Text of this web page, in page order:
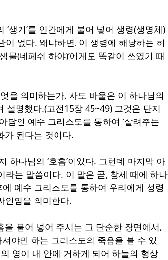
생기’를 인간에게 불어 넣어 생령(생명체)
없다. 왜냐하면, 이 생령에 해당하는 히
물(네페쉬 하야)’에게도 똑같이 쓰였기 때
을 의미하는가. 사도 바울은 이 하나님의
설명했다.(고전15장 45~49) 그것은 단지
담인 예수 그리스도를 통하여 ‘살려주는
가 된다는 것이다.
하나님의 ‘호흡’이었다. 그런데 마지막 아
라는 말씀이다. 이 말은 곧, 창세 때에 하나
예수 그리스도를 통하여 우리에게 성령
인임을 의미한다.
불어 넣어 주시는 그 단순한 장면에서,
야만 하는 그리스도의 죽음을 볼 수 있
영이 내 안에 거하게 되어 하늘의 형상